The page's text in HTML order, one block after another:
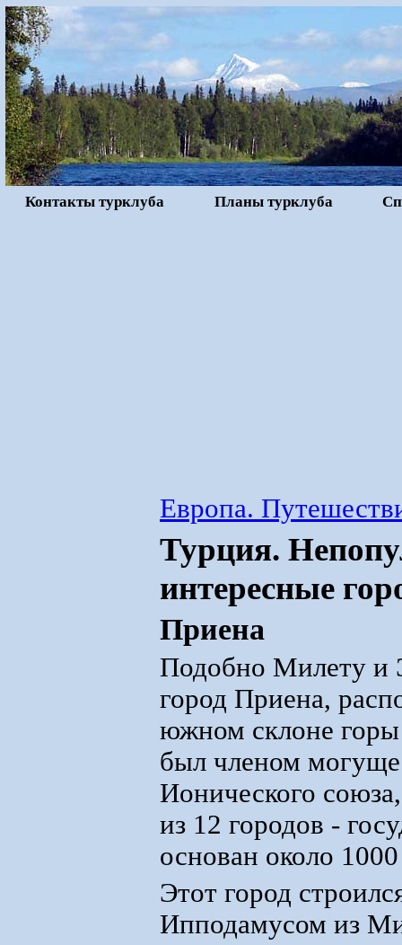
Контакты турклуба Планы турклуба
Европа.
Турция.
интересные
Приена
Подобно Милету и
город Приена,
южном склоне
был членом
Ионического
из 12 городов -
основан около
Этот город
Ипподамусом из